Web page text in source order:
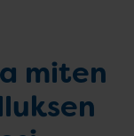
miten